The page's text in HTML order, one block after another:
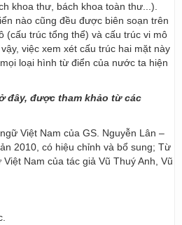
khoa thư, bách khoa toàn thư...).
nào cũng đều được biên soạn trên
(cấu trúc tổng thể) và cấu trúc vi mô
việc xem xét cấu trúc hai mặt này
loại hình từ điển của nước ta hiện
đây, được tham khảo từ các
Việt Nam của GS. Nguyễn Lân –
2010, có hiệu chỉnh và bổ sung; Từ
Nam của tác giả Vũ Thuý Anh, Vũ